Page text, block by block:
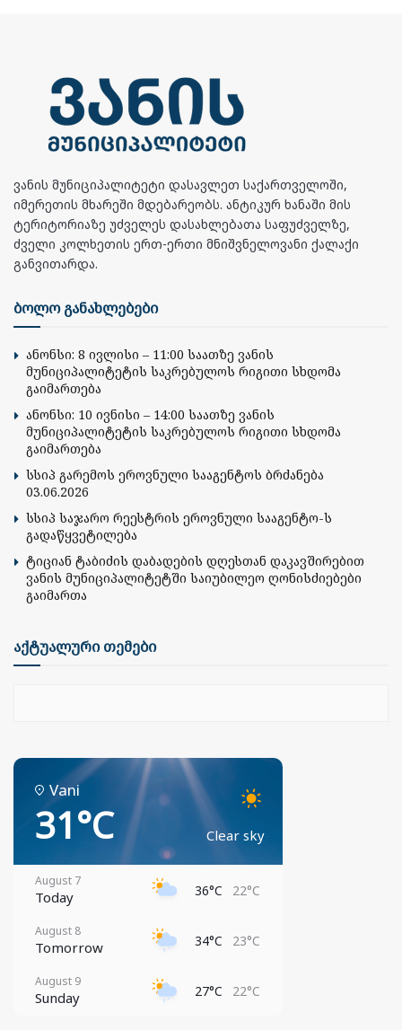
ვანის მუნიციპალიტეტი დასავლეთ საქართველოში,
იმერეთის მხარეში მდებარეობს. ანტიკურ ხანაში მის
ტერიტორიაზე უძველეს დასახლებათა საფუძველზე,
ძველი კოლხეთის ერთ-ერთი მნიშვნელოვანი ქალაქი
განვითარდა.
ბოლო განახლებები
ანონსი: 8 ივლისი – 11:00 საათზე ვანის
მუნიციპალიტეტის საკრებულოს რიგითი სხდომა
გაიმართება
ანონსი: 10 ივნისი – 14:00 საათზე ვანის
მუნიციპალიტეტის საკრებულოს რიგითი სხდომა
გაიმართება
სსიპ გარემოს ეროვნული სააგენტოს ბრძანება
03.06.2026
სსიპ საჯარო რეესტრის ეროვნული სააგენტო-ს
გადაწყვეტილება
ტიციან ტაბიძის დაბადების დღესთან დაკავშირებით
ვანის მუნიციპალიტეტში საიუბილეო ღონისძიებები
გაიმართა
აქტუალური თემები
Vani
31°C Clear sky
August 7
Today 36°C 22°C
August 8
Tomorrow 34°C 23°C
August 9
Sunday 27°C 22°C